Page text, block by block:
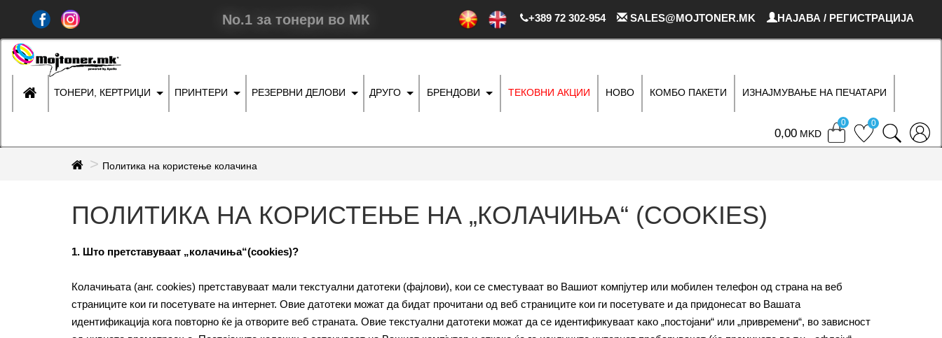
No.1 за тонери во МК +389 72 302-954 SALES@MOJTONER.MK НАЈАВА / РЕГИСТРАЦИЈА
ТОНЕРИ, КЕРТРИЏИ ПРИНТЕРИ РЕЗЕРВНИ ДЕЛОВИ ДРУГО БРЕНДОВИ ТЕКОВНИ АКЦИИ НОВО КОМБО ПАКЕТИ ИЗНАЈМУВАЊЕ НА ПЕЧАТАРИ
0 MKD
0 0
Политика на користење колачина
ПОЛИТИКА НА КОРИСТЕЊЕ НА „КОЛАЧИЊА“ (COOKIES)
1. Што претставуваат „колачиња“(cookies)?
Колачињата (анг. cookies) претставуваат мали текстуални датотеки (фајлови), кои се сместуваат во Вашиот компјутер или мобилен телефон од страна на веб
страниците кои ги посетувате на интернет. Овие датотеки можат да бидат прочитани од веб страниците кои ги посетувате и да придонесат во Вашата
идентификација кога повторно ќе ја отворите веб страната. Овие текстуални датотеки можат да се идентификуваат како „постојани“ или „привремени“, во зависност